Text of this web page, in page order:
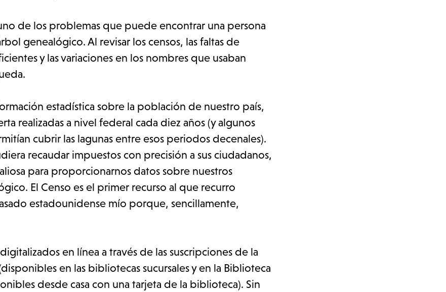
de los problemas que puede encontrar una persona
genealógico. Al revisar los censos, las faltas de
y las variaciones en los nombres que usaban
estadística sobre la población de nuestro país,
realizadas a nivel federal cada diez años (y algunos
cubrir las lagunas entre esos periodos decenales).
recaudar impuestos con precisión a sus ciudadanos,
para proporcionarnos datos sobre nuestros
El Censo es el primer recurso al que recurro
estadounidense mío porque, sencillamente,
en línea a través de las suscripciones de la
en las bibliotecas sucursales y en la Biblioteca
desde casa con una tarjeta de la biblioteca). Sin